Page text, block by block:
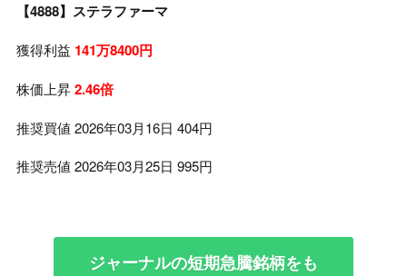
【4888】ステラファーマ
獲得利益 141万8400円
株価上昇2.46倍
推奨買値 2026年03月16日 404円
推奨売値 2026年03月25日 995円
ジャーナルの短期急騰銘柄をも